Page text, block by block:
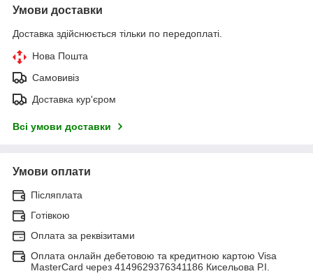
Умови доставки
Доставка здійснюється тільки по передоплаті.
Нова Пошта
Самовивіз
Доставка кур'єром
Всі умови доставки
Умови оплати
Післяплата
Готівкою
Оплата за реквізитами
Оплата онлайн дебетовою та кредитною картою Visa
MasterCard через 4149629376341186 Кисельова Р.І.